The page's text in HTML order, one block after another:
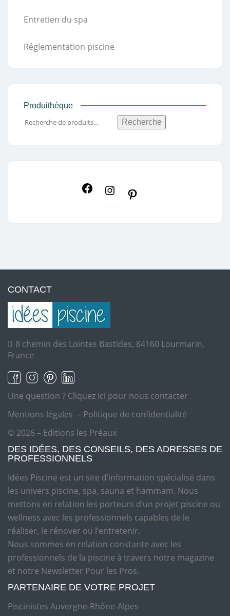
Entretien du spa
Réglementation piscine
Produithèque
Recherche
CONTACT
8 chemin des Lointes Bastides, 84160 Lourmarin,
France
Une question ? Cliquez ici pour nous contacter
Mentions légales – Politique de confidentialité
© 2026 – Editions les Préaux
DES IDÉES, DES CONSEILS, DES ADRESSES DE
PROFESSIONNELS
Idées Piscine est un site d’information spécialisé dans
les univers piscine, spa, sauna et hammam. Nous
mettons en relation les porteurs d’un projet piscine ou
wellness avec les professionnels capables de le
réaliser, le rénover ou l’entretenir.
Nous sommes en relation constante avec les
professionnels de la piscine à travers notre magazine
et notre Newsletter Pour les Pros.
PARTENAIRE DE VOTRE PROJET
Piscinistes Auvergne-Rhône-Alpes